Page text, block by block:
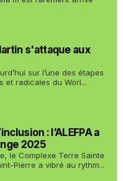
s'attaque aux
sur l’une des étapes
et radicales du Worl...
: l’ALEFPA a
2025
le Complexe Terre Sainte
Pierre a vibré au rythm...